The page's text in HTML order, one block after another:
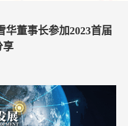
董事长参加2023首届
享